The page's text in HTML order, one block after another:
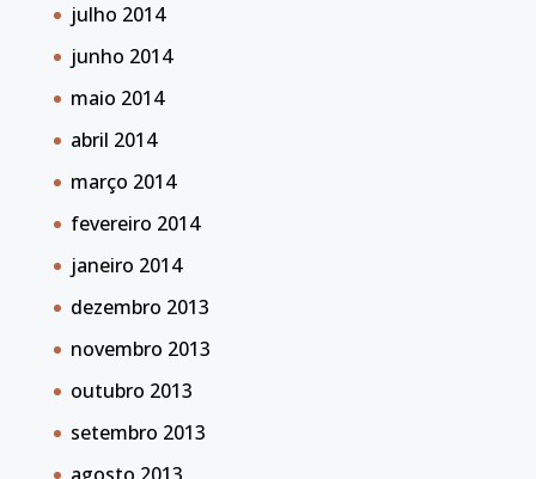
julho 2014
junho 2014
maio 2014
abril 2014
março 2014
fevereiro 2014
janeiro 2014
dezembro 2013
novembro 2013
outubro 2013
setembro 2013